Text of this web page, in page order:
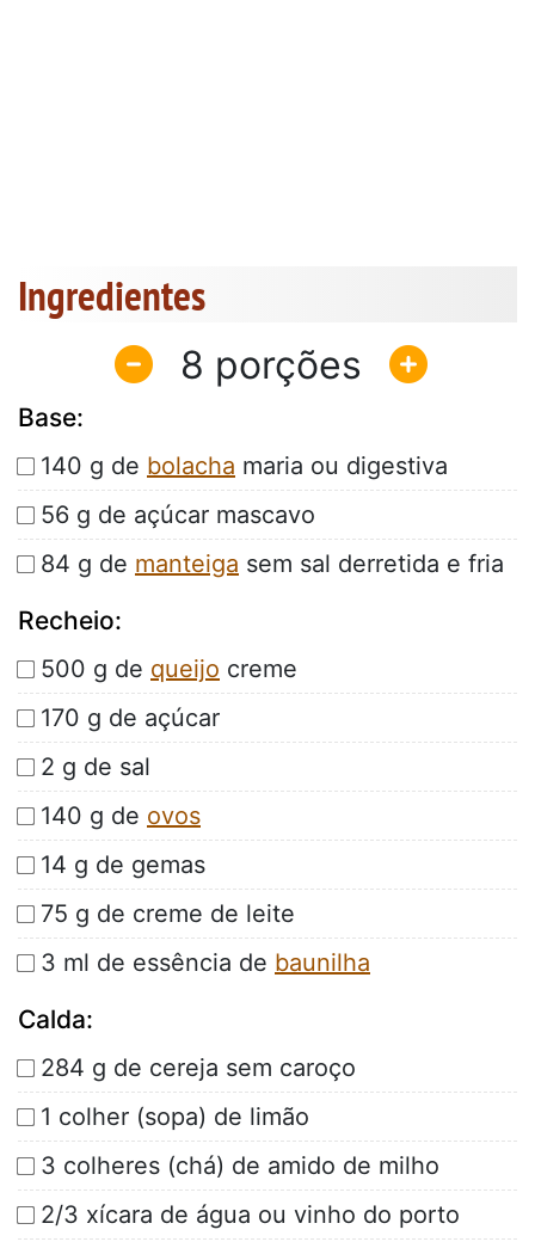
Ingredientes
8
Base:
140 g de bolacha maria ou digestiva
56 g de açúcar mascavo
84 g de manteiga sem sal derretida e fria
Recheio:
500 g de queijo creme
170 g de açúcar
2 g de sal
140 g de ovos
14 g de gemas
75 g de creme de leite
3 ml de essência de baunilha
Calda:
284 g de cereja sem caroço
1 colher (sopa) de limão
3 colheres (chá) de amido de milho
2/3 xícara de água ou vinho do porto